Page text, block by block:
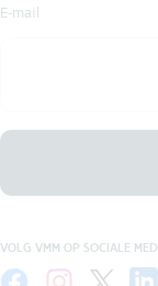
E-mail
VOLG VMM OP SOCIALE